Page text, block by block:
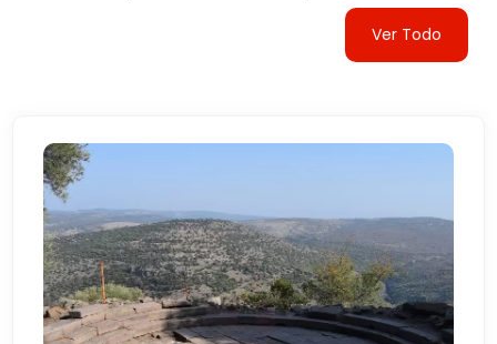
Ver Todo